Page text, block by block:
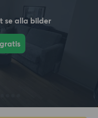
se alla bilder